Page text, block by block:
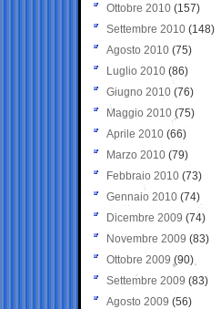
Ottobre 2010 (157)
Settembre 2010 (148)
Agosto 2010 (75)
Luglio 2010 (86)
Giugno 2010 (76)
Maggio 2010 (75)
Aprile 2010 (66)
Marzo 2010 (79)
Febbraio 2010 (73)
Gennaio 2010 (74)
Dicembre 2009 (74)
Novembre 2009 (83)
Ottobre 2009 (90)
Settembre 2009 (83)
Agosto 2009 (56)